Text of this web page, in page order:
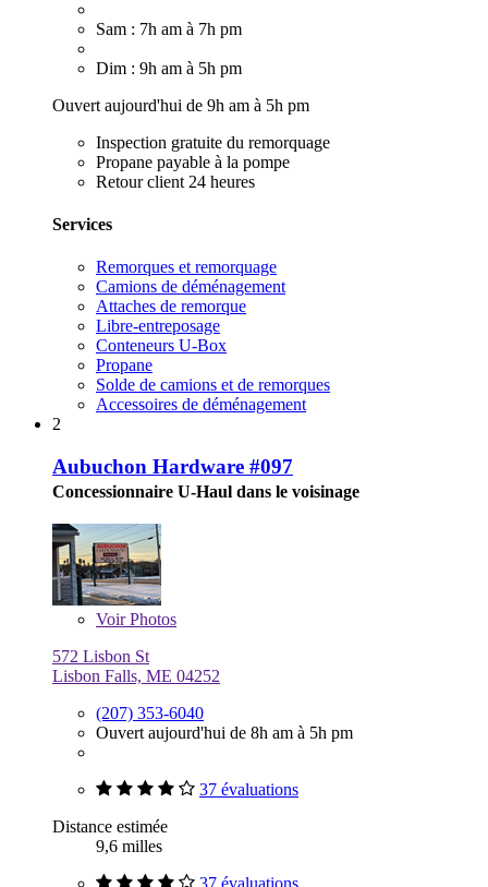
Sam : 7h am à 7h pm
Dim : 9h am à 5h pm
Ouvert aujourd'hui de 9h am à 5h pm
Inspection gratuite du remorquage
Propane payable à la pompe
Retour client 24 heures
Services
Remorques et remorquage
Camions de déménagement
Attaches de remorque
Libre-entreposage
Conteneurs U-Box
Propane
Solde de camions et de remorques
Accessoires de déménagement
2
Aubuchon Hardware #097
Concessionnaire U-Haul dans le voisinage
VoirPhotos
572 Lisbon St
Lisbon Falls, ME 04252
(207) 353-6040
Ouvert aujourd'hui de 8h am à 5h pm
37 évaluations
Distance estimée
9,6 milles
37 évaluations